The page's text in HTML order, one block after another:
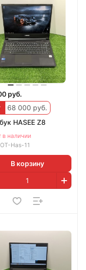
руб.
68 000 руб.
HASEE Z8
в наличии
Has-11
В корзину